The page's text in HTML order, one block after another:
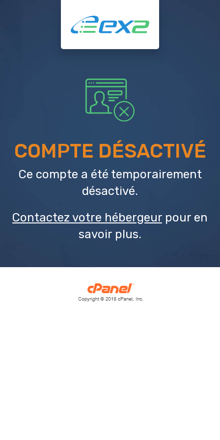
COMPTE DÉSACTIVÉ
Ce compte a été temporairement
désactivé.
Contactez votre hébergeur pour en
savoir plus.